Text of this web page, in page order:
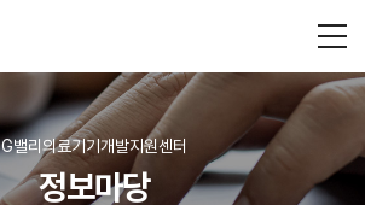
G밸리의료기기개발지원센터
정보마당